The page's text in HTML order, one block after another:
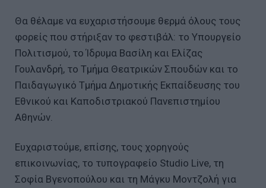
Θα θέλαμε να ευχαριστήσουμε θερμά όλους τους
φορείς που στήριξαν το φεστιβάλ: το Υπουργείο
Πολιτισμού, το Ίδρυμα Βασίλη και Ελίζας
Γουλανδρή, το Τμήμα Θεατρικών Σπουδών και το
Παιδαγωγικό Τμήμα Δημοτικής Εκπαίδευσης του
Εθνικού και Καποδιστριακού Πανεπιστημίου
Αθηνών.
Ευχαριστούμε, επίσης, τους χορηγούς
επικοινωνίας, το τυπογραφείο Studio Live, τη
Σοφία Βγενοπούλου και τη Μάγκυ Μοντζολή για